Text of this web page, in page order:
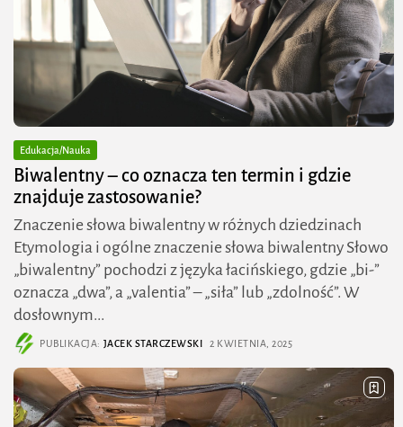
Edukacja/Nauka
Biwalentny – co oznacza ten termin i gdzie
znajduje zastosowanie?
Znaczenie słowa biwalentny w różnych dziedzinach
Etymologia i ogólne znaczenie słowa biwalentny Słowo
„biwalentny” pochodzi z języka łacińskiego, gdzie „bi-”
oznacza „dwa”, a „valentia” – „siła” lub „zdolność”. W
dosłownym...
PUBLIKACJA: JACEK STARCZEWSKI 2 KWIETNIA, 2025